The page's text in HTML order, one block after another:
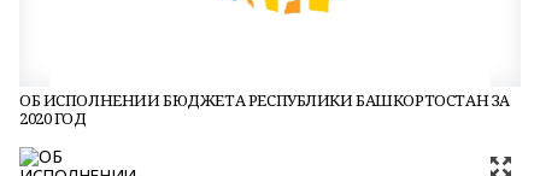
ОБ ИСПОЛНЕНИИ БЮДЖЕТА РЕСПУБЛИКИ БАШКОРТОСТАН ЗА
2020 ГОД